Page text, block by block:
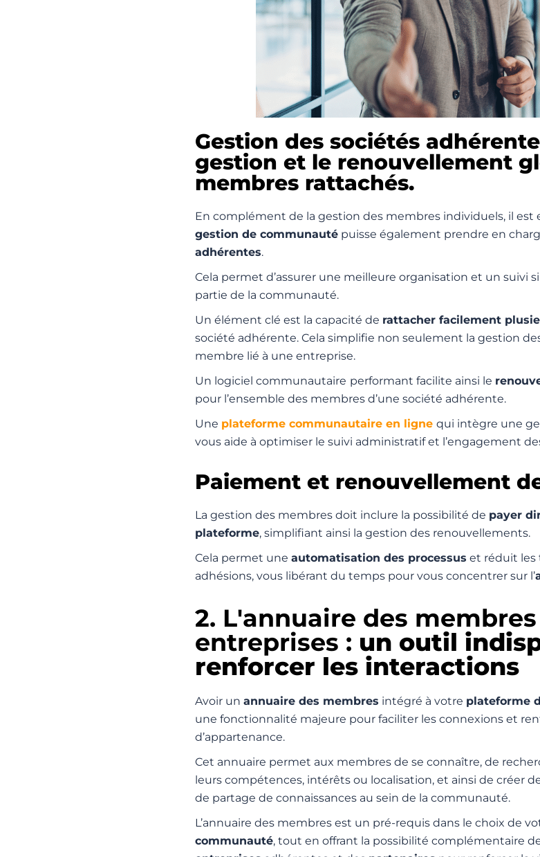
Gestion des sociétés
gestion et le renouvellement
membres rattachés.
En complément de la gestion des membres individuels, il est
gestion de communauté puisse également prendre en
adhérentes.
Cela permet d’assurer une meilleure organisation et un suivi
partie de la communauté.
Un élément clé est la capacité de rattacher facilement
société adhérente. Cela simplifie non seulement la gestion
membre lié à une entreprise.
Un logiciel communautaire performant facilite ainsi le
pour l’ensemble des membres d’une société adhérente.
Une plateforme communautaire en ligne qui intègre une
vous aide à optimiser le suivi administratif et l’engagement
Paiement et renouvellement
La gestion des membres doit inclure la possibilité de payer
plateforme, simplifiant ainsi la gestion des renouvellements.
Cela permet une automatisation des processus et réduit les
adhésions, vous libérant du temps pour vous concentrer sur l’
2. L'annuaire des
entreprises : un outil
renforcer les interactions
Avoir un annuaire des membres intégré à votre plateforme
une fonctionnalité majeure pour faciliter les connexions et
d’appartenance.
Cet annuaire permet aux membres de se connaître, de
leurs compétences, intérêts ou localisation, et ainsi de créer
de partage de connaissances au sein de la communauté.
L’annuaire des membres est un pré-requis dans le choix de
communauté, tout en offrant la possibilité complémentaire